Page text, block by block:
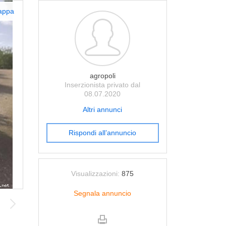
agropoli
Inserzionista privato dal
08.07.2020
Altri annunci
Rispondi all’annuncio
Visualizzazioni: 875
Segnala annuncio